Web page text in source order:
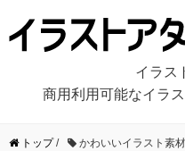
イラス
商用利用可能なイラ
トップ/ かわいいイラスト素材